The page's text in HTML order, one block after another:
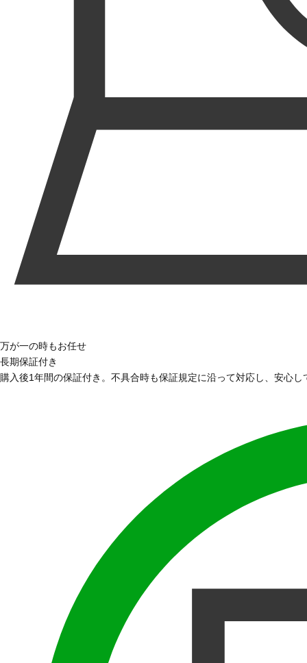
万が一の時もお任せ
長期保証付き
購入後1年間の保証付き。不具合時も保証規定に沿って対応し、安心